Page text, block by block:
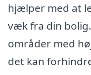
hjælper med at
væk fra din
områder med
det kan